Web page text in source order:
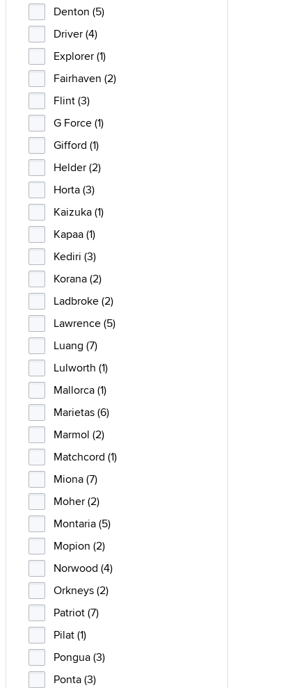
Denton (5)
Driver (4)
Explorer (1)
Fairhaven (2)
Flint (3)
G Force (1)
Gifford (1)
Helder (2)
Horta (3)
Kaizuka (1)
Kapaa (1)
Kediri (3)
Korana (2)
Ladbroke (2)
Lawrence (5)
Luang (7)
Lulworth (1)
Mallorca (1)
Marietas (6)
Marmol (2)
Matchcord (1)
Miona (7)
Moher (2)
Montaria (5)
Mopion (2)
Norwood (4)
Orkneys (2)
Patriot (7)
Pilat (1)
Pongua (3)
Ponta (3)